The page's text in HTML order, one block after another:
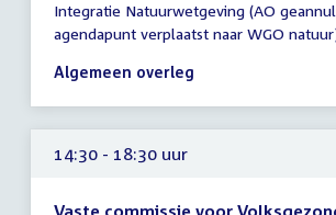
vergadering
14:00
-
uur
Integratie Natuurwetgeving (AO
agendapunt verplaatst naar WGO
Algemeen overleg
14:30 - 18:30 uur